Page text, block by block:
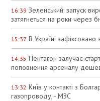
16:39 Зеленський: запуск
затягнеться на роки через
15:37 В Україні зафіксовано
14:35 Пентагон залучає
поповнення арсеналу
13:32 Київ у контакті з
газопроводу, - МЗС